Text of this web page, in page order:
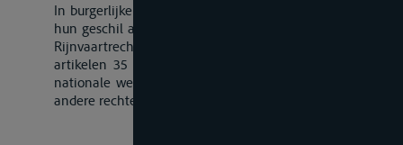
In burgerlijke zaken kunnen de partijen overeenkomen
hun geschil aanhangig te maken, hetzij bij een andere
Rijnvaartrechtbank dan die welke overeenkomstig de
artikelen 35 en 35bis bevoegd is, hetzij voor zover de
nationale wetgeving zich hiertegen niet verzet bij een
andere rechterlijke of scheidsrechterlijke instantie."